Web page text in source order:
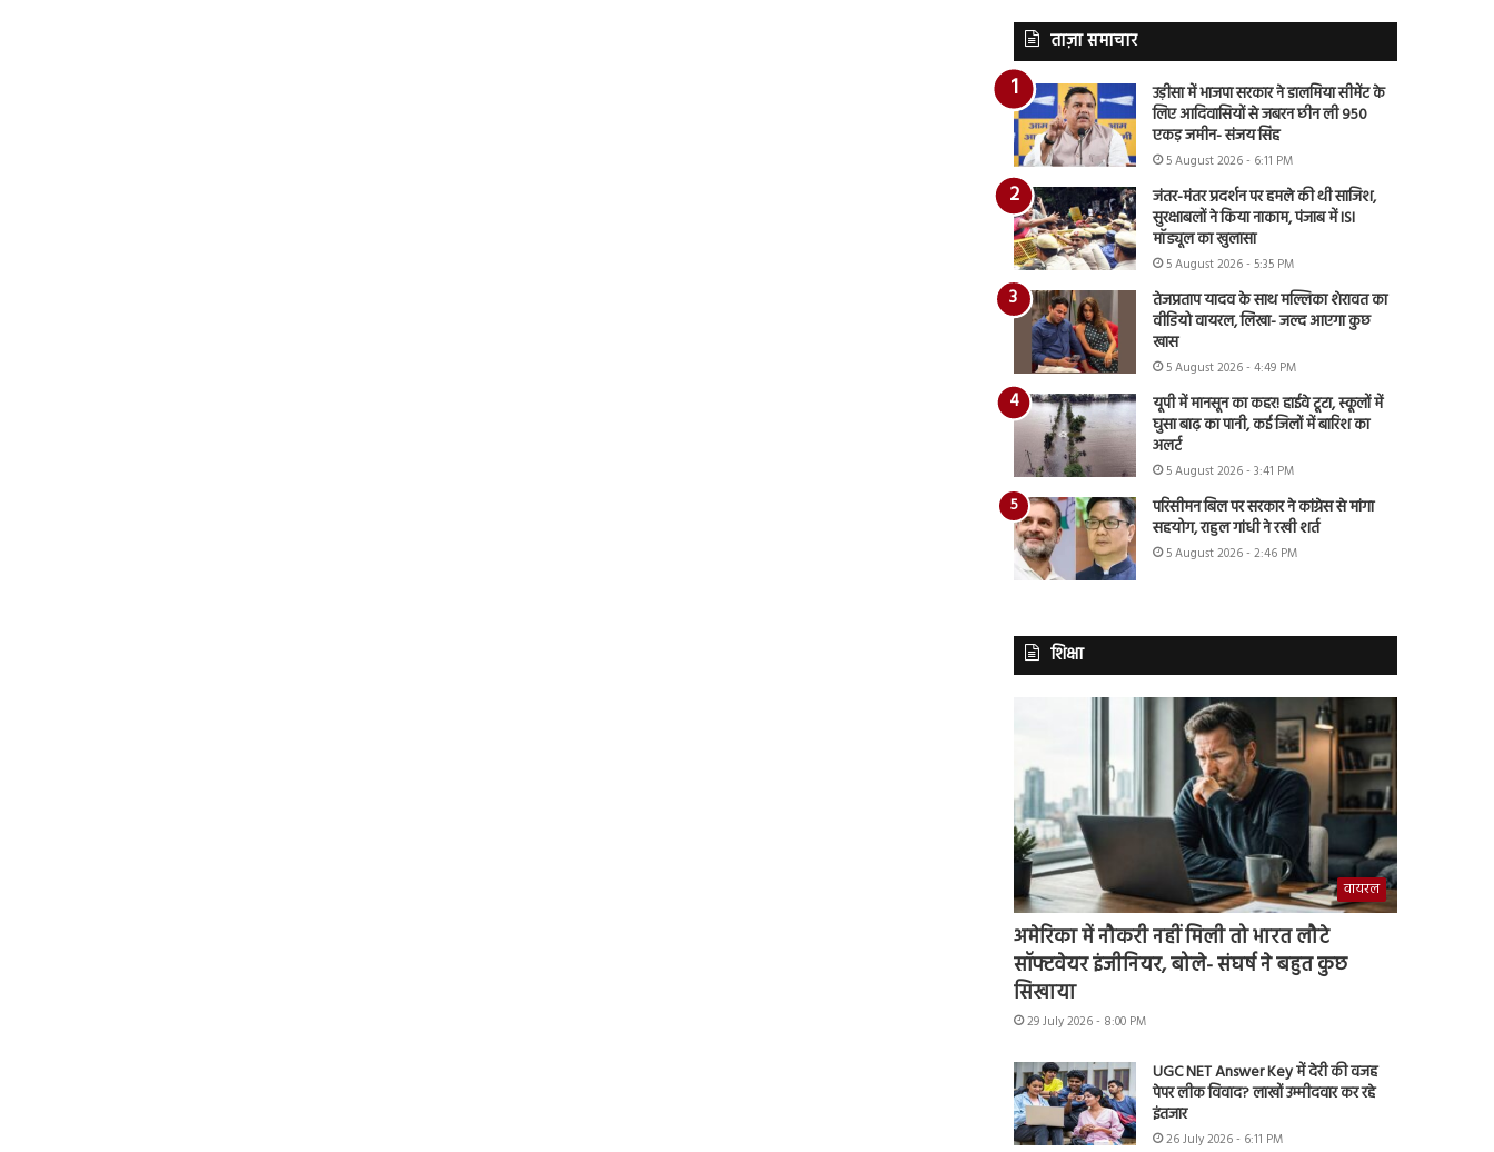
ताज़ा समाचार
उड़ीसा में भाजपा सरकार ने डालमिया सीमेंट के
लिए आदिवासियों से जबरन छीन ली 950
एकड़ जमीन- संजय सिंह
5 August 2026 - 6:11 PM
जंतर-मंतर प्रदर्शन पर हमले की थी साजिश,
सुरक्षाबलों ने किया नाकाम, पंजाब में ISI
मॉड्यूल का खुलासा
5 August 2026 - 5:35 PM
तेजप्रताप यादव के साथ मल्लिका शेरावत का
वीडियो वायरल, लिखा- जल्द आएगा कुछ
खास
5 August 2026 - 4:49 PM
यूपी में मानसून का कहर! हाईवे टूटा, स्कूलों में
घुसा बाढ़ का पानी, कई जिलों में बारिश का
अलर्ट
5 August 2026 - 3:41 PM
परिसीमन बिल पर सरकार ने कांग्रेस से मांगा
सहयोग, राहुल गांधी ने रखी शर्त
5 August 2026 - 2:46 PM
शिक्षा
वायरल
अमेरिका में नौकरी नहीं मिली तो भारत लौटे
सॉफ्टवेयर इंजीनियर, बोले- संघर्ष ने बहुत कुछ
सिखाया
29 July 2026 - 8:00 PM
UGC NET Answer Key में देरी की वजह
पेपर लीक विवाद? लाखों उम्मीदवार कर रहे
इंतजार
26 July 2026 - 6:11 PM